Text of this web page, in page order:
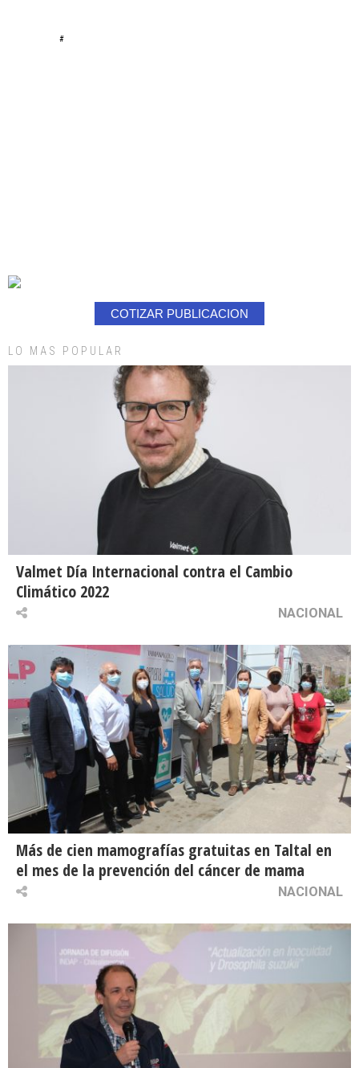
#
COTIZAR PUBLICACION
LO MAS POPULAR
Valmet Día Internacional contra el Cambio
Climático 2022
NACIONAL
Más de cien mamografías gratuitas en Taltal en
el mes de la prevención del cáncer de mama
NACIONAL